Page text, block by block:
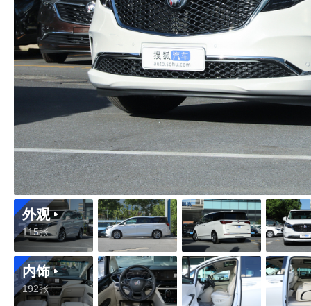
外观
115张
内饰
192张